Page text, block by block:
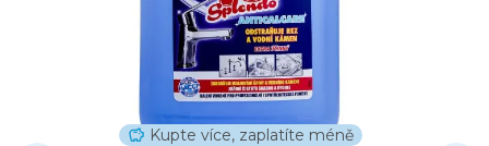
Kupte více, zaplatíte méně